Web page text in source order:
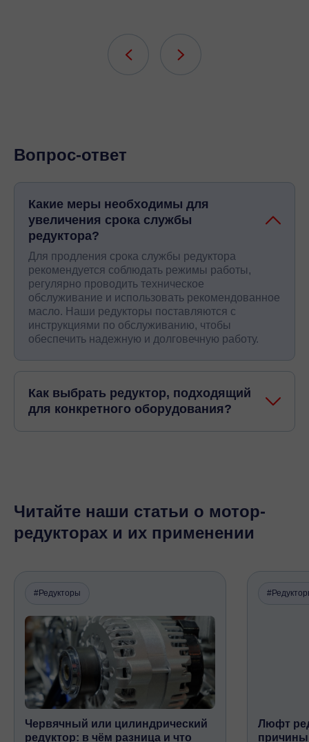
Вопрос-ответ
Какие меры необходимы для
увеличения срока службы
редуктора?
Для продления срока службы редуктора
рекомендуется соблюдать режимы работы,
регулярно проводить техническое
обслуживание и использовать рекомендованное
масло. Наши редукторы поставляются с
инструкциями по обслуживанию, чтобы
обеспечить надежную и долговечную работу.
Как выбрать редуктор, подходящий
для конкретного оборудования?
Читайте наши статьи о мотор-
редукторах и их применении
#Редукторы
Червячный или цилиндрический
редуктор: в чём разница и что
Люфт